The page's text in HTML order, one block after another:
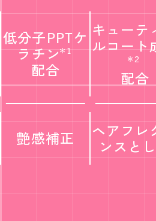
低分子PPTケ
ラチン＊1
配合
キューテ
ルコート
＊2
配合
艶感補正
ヘアフレ
ンス と